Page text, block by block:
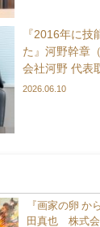
『2016年に技
た』河野幹章
会社河野 代表
2026.06.10
『画家の卵 か
田真也 株式会